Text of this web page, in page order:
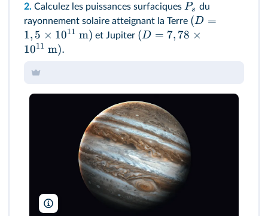
2. Calculez les puissances surfaciques Ps du
rayonnement solaire atteignant la Terre (D =
1, 5 × 1011 m) et Jupiter (D = 7, 78 ×
1011 m).
Vadim Sadovski/shutterstock